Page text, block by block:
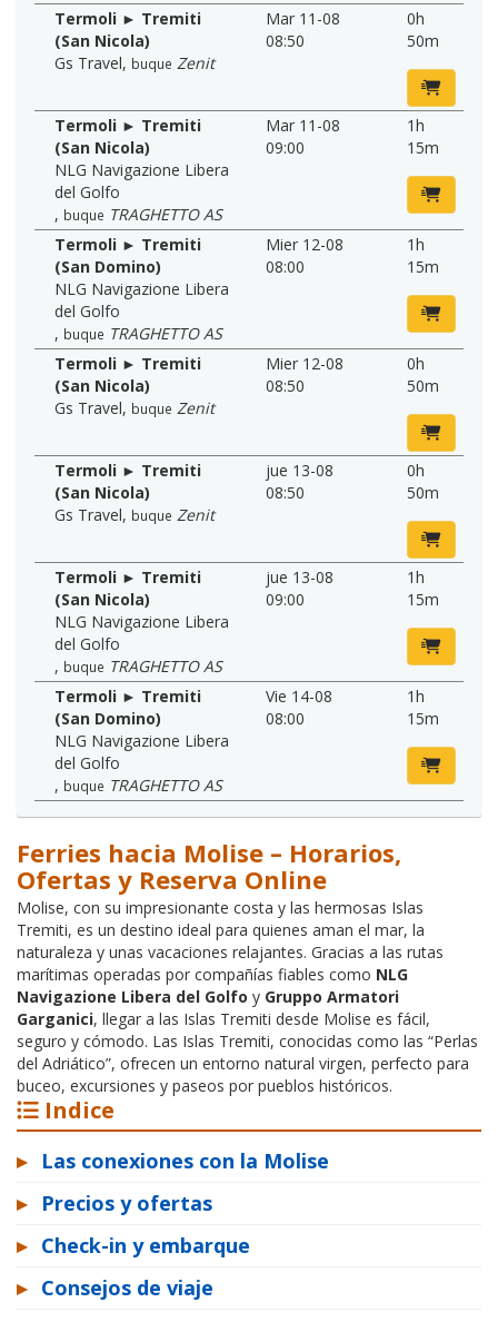
Termoli ► Tremiti
(San Nicola)
Gs Travel, buque Zenit
Mar 11-08
08:50
0h
50m
Termoli ► Tremiti
(San Nicola)
NLG Navigazione Libera
del Golfo
, buque TRAGHETTO AS
Mar 11-08
09:00
1h
15m
Termoli ► Tremiti
(San Domino)
NLG Navigazione Libera
del Golfo
, buque TRAGHETTO AS
Mier 12-08
08:00
1h
15m
Termoli ► Tremiti
(San Nicola)
Gs Travel, buque Zenit
Mier 12-08
08:50
0h
50m
Termoli ► Tremiti
(San Nicola)
Gs Travel, buque Zenit
jue 13-08
08:50
0h
50m
Termoli ► Tremiti
(San Nicola)
NLG Navigazione Libera
del Golfo
, buque TRAGHETTO AS
jue 13-08
09:00
1h
15m
Termoli ► Tremiti
(San Domino)
NLG Navigazione Libera
del Golfo
, buque TRAGHETTO AS
Vie 14-08
08:00
1h
15m
Ferries hacia Molise – Horarios,
Ofertas y Reserva Online
Molise, con su impresionante costa y las hermosas Islas
Tremiti, es un destino ideal para quienes aman el mar, la
naturaleza y unas vacaciones relajantes. Gracias a las rutas
marítimas operadas por compañías fiables como NLG
Navigazione Libera del Golfo y Gruppo Armatori
Garganici, llegar a las Islas Tremiti desde Molise es fácil,
seguro y cómodo. Las Islas Tremiti, conocidas como las “Perlas
del Adriático”, ofrecen un entorno natural virgen, perfecto para
buceo, excursiones y paseos por pueblos históricos.
Indice
▸
Las conexiones con la Molise
▸
Precios y ofertas
▸ Check-in y embarque
▸ Consejos de viaje